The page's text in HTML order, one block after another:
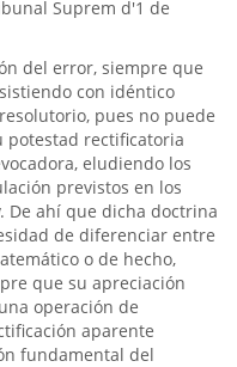
Suprem d'1 de
del error, siempre que
con idéntico
pues no puede
potestad rectificatoria
eludiendo los
previstos en los
De ahí que dicha doctrina
de diferenciar entre
o de hecho,
que su apreciación
operación de
aparente
fundamental del